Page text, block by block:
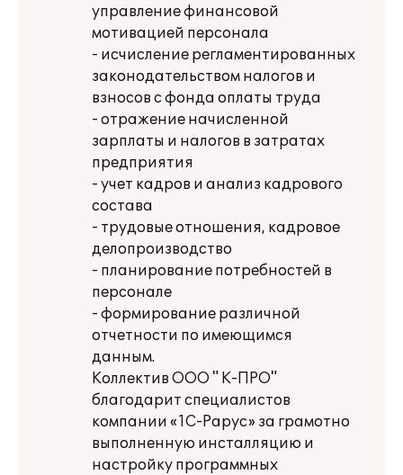
управление финансовой
мотивацией персонала
- исчисление регламентированных
законодательством налогов и
взносов с фонда оплаты труда
- отражение начисленной
зарплаты и налогов в затратах
предприятия
- учет кадров и анализ кадрового
состава
- трудовые отношения, кадровое
делопроизводство
- планирование потребностей в
персонале
- формирование различной
отчетности по имеющимся
данным.
Коллектив ООО " К-ПРО"
благодарит специалистов
компании «1С-Рарус» за грамотно
выполненную инсталляцию и
настройку программных